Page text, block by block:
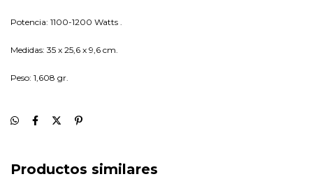
Potencia: 1100-1200 Watts .
Medidas: 35 x 25,6 x 9,6 cm.
Peso: 1,608 gr.
Productos similares